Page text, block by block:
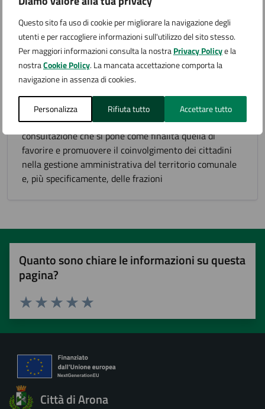
Questo sito fa uso di cookie per migliorare la navigazione degli
utenti e per raccogliere informazioni sull'utilizzo del sito stesso.
Per maggiori informazioni consulta la nostraPrivacy Policye la
nostraCookie Policy. La mancata accettazione comporta la
navigazione in assenza di cookies.
Personalizza Rifiuta tutto Accettare tutto
Altre strutture politiche
Consulta Comunale delle
Frazioni
La Consulta è un organismo di partecipazione e di
consultazione che si pone come finalità quella di
favorire e promuovere il coinvolgimento dei cittadini
nella gestione amministrativa del territorio comunale
e, più specificamente, delle frazioni
Quanto sono chiare le informazioni su questa
pagina?
Valuta 5 stelle su 5
Valuta 4 stelle su 5
Valuta 3 stelle su 5
Valuta 2 stelle su 5
Valuta 1 stelle su 5
Città di Arona